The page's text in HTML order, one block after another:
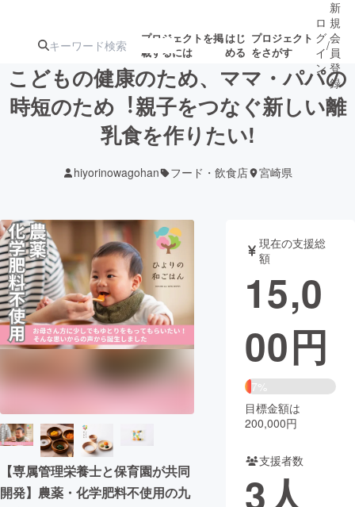
プロジェクトを掲
載するには
はじ
める
プロジェクト
をさがす
注目のリ 注目の新着プロ
ジェクト
募集終了が近いプ
テクノロジー・ガジェット
映像・映画 書籍・雑誌
ビジネス・起業 チャレンジ
まちづくり・地域活性化
CAMPFIRE for Social Good
CAMPFIRE Creation
CAMPFIREふるさと納税
コミュニティ
ロ
グ
イ
ン
/
新
規
会
員
登
録
こどもの健康のため、ママ・パパの
時短のため︕親⼦をつなぐ新しい離
乳⾷を作りたい!
hiyorinowagohan フード・飲食店 宮崎県
【専属管理栄養⼠と保育園が共同
開発】農薬・化学肥料不使用の九
現在の支援総
額
15,0
00円
7%
目標金額は
200,000円
支援者数
3人